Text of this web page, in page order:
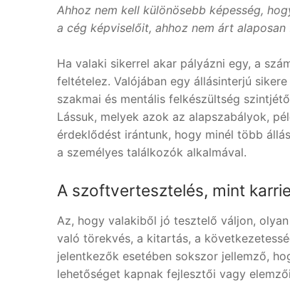
Ahhoz nem kell különösebb képesség,
a cég képviselőit, ahhoz nem árt alaposan
Ha valaki sikerrel akar pályázni egy, a
feltételez. Valójában egy állásinterjú
szakmai és mentális felkészültség
Lássuk, melyek azok az alapszabályok,
érdeklődést irántunk, hogy minél több
a személyes találkozók alkalmával.
A szoftvertesztelés, mint
Az, hogy valakiből jó tesztelő váljon,
való törekvés, a kitartás, a
jelentkezők esetében sokszor jellemző,
lehetőséget kapnak fejlesztői vagy